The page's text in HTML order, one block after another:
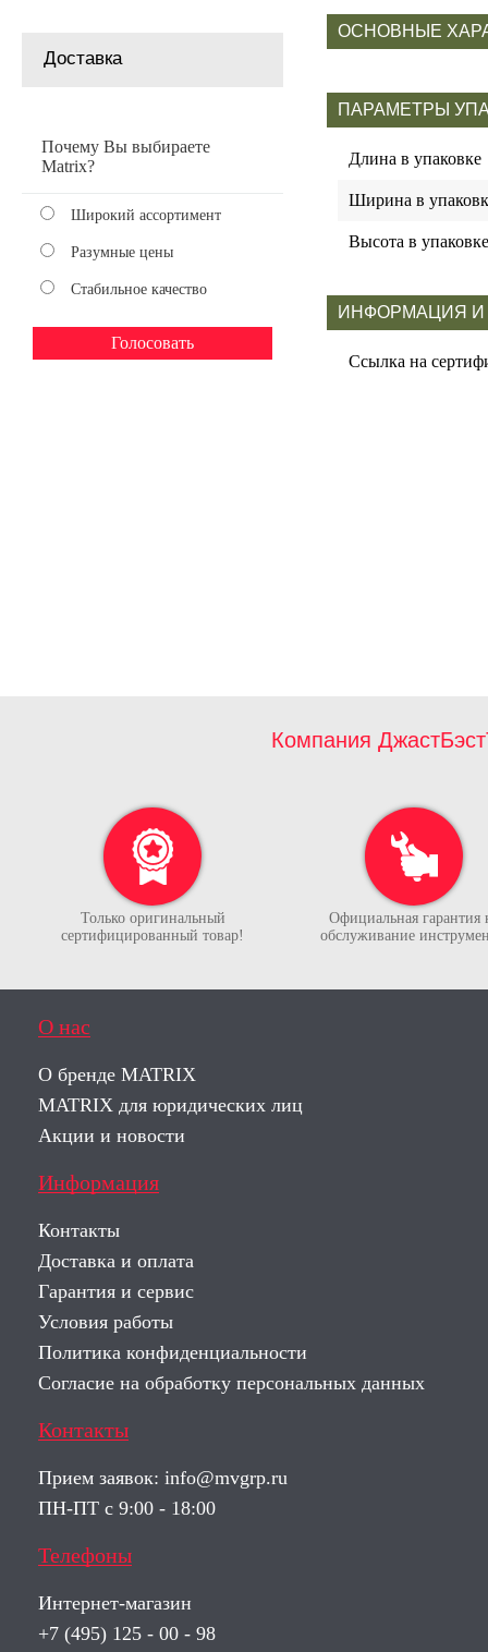
Доставка
Почему Вы выбираете
Matrix?
Широкий ассортимент
Разумные цены
Стабильное качество
ОСНОВНЫЕ
ПАРАМЕТРЫ
Длина в упаковке
Ширина в
Высота в упаковке
ИНФОРМАЦИЯ И
Ссылка на
Компания
Только оригинальный
сертифицированный товар!
Официальная гарантия
обслуживание
О нас
О бренде MATRIX
MATRIX для юридических лиц
Акции и новости
Информация
Контакты
Доставка и оплата
Гарантия и сервис
Условия работы
Политика конфиденциальности
Согласие на обработку персональных данных
Контакты
Прием заявок: info@mvgrp.ru
ПН-ПТ с 9:00 - 18:00
Телефоны
Интернет-магазин
+7 (495) 125 - 00 - 98